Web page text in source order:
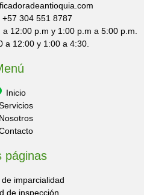
+57 304 551 8787
12:00 p.m y 1:00 p.m a 5:00 p.m.
a 12:00 y 1:00 a 4:30.
Inicio
Nosotros
páginas
imparcialidad
de inspección